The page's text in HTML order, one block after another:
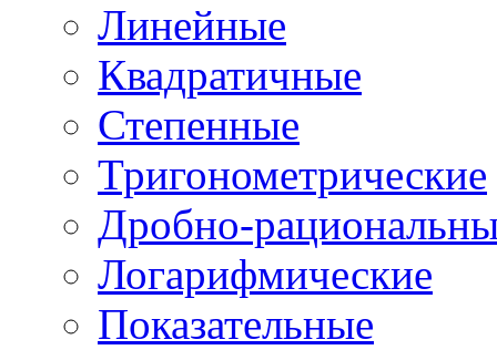
Линейные
Квадратичные
Степенные
Тригонометрические
Дробно-
Логарифмические
Показательные